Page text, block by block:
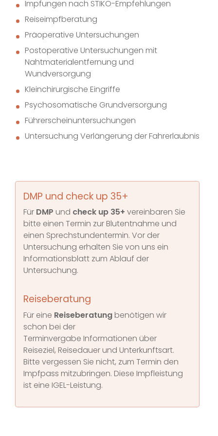
Impfungen nach STIKO-Empfehlungen
Reiseimpfberatung
Präoperative Untersuchungen
Postoperative Untersuchungen mit
Nahtmaterialentfernung und
Wundversorgung
Kleinchirurgische Eingriffe
Psychosomatische Grundversorgung
Führerscheinuntersuchungen
Untersuchung Verlängerung der Fahrerlaubnis
DMP und check up 35+
Für DMP und check up 35+ vereinbaren Sie
bitte einen Termin zur Blutentnahme und
einen Sprechstundentermin. Vor der
Untersuchung erhalten Sie von uns ein
Informationsblatt zum Ablauf der
Untersuchung.
Reiseberatung
Für eine Reiseberatungbenötigen wir
schon bei der
Terminvergabe Informationen über
Reiseziel, Reisedauer und Unterkunftsart.
Bitte vergessen Sie nicht, zum Termin den
Impfpass mitzubringen. Diese Impfleistung
ist eine IGEL-Leistung.